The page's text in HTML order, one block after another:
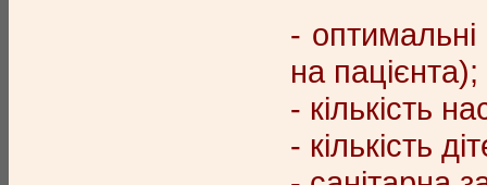
- оптимальні
на пацієнта);
- кількість
- кількість